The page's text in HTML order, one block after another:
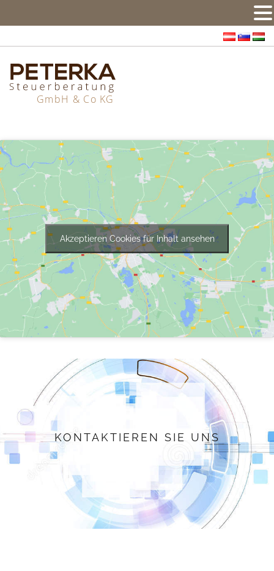
Akzeptieren Cookies für Inhalt ansehen
KONTAKTIEREN SIE UNS